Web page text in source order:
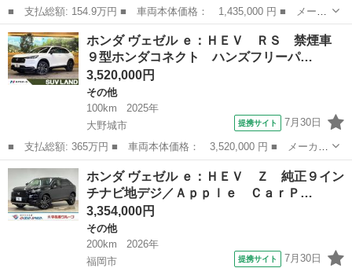
■ 支払総額: 154.9万円 ■ 車両本体価格： 1,435,000 円 ■ メーカ
ー名： ホンダ ■ 車種名： ヴェゼル ■ グレード名： ハイブリ
ッドＺ スタイルエディション 純正ＳＤナビ バックカメラ 衝突
被害軽減...
福岡 大野城市 その他
ホンダ ヴェゼル ｅ：ＨＥＶ ＲＳ 禁煙車
９型ホンダコネクト ハンズフリーパ…
3,520,000円
その他
100km
2025年
大野城市
提携サイト 7月30日
■ 支払総額: 365万円 ■ 車両本体価格： 3,520,000 円 ■ メーカー
名： ホンダ ■ 車種名： ヴェゼル ■ グレード名： ｅ：ＨＥ
Ｖ ＲＳ 禁煙車 ９型ホンダコネクト ハンズフリーパワーバック
ドア 全周囲...
福岡 大野城市 その他
ホンダ ヴェゼル ｅ：ＨＥＶ Ｚ 純正９イン
チナビ地デジ／Ａｐｐｌｅ ＣａｒＰ…
3,354,000円
その他
200km
2026年
福岡市
提携サイト 7月30日